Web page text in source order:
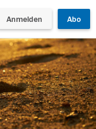
Anmelden Abo